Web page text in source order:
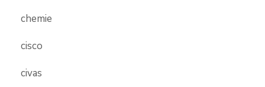
chemie
cisco
civas